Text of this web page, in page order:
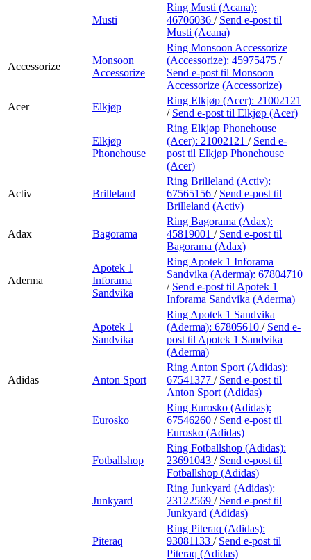
Musti
Ring Musti (Acana):
46706036 / Send e-post til
Musti (Acana)
Accessorize
Monsoon
Accessorize
Ring Monsoon Accessorize
(Accessorize): 45975475 /
Send e-post til Monsoon
Accessorize (Accessorize)
Acer
Elkjøp
Ring Elkjøp (Acer): 21002121
/ Send e-post til Elkjøp (Acer)
Elkjøp
Phonehouse
Ring Elkjøp Phonehouse
(Acer): 21002121 / Send e-
post til Elkjøp Phonehouse
(Acer)
Activ Brilleland
Ring Brilleland (Activ):
67565156 / Send e-post til
Brilleland (Activ)
Adax Bagorama
Ring Bagorama (Adax):
45819001 / Send e-post til
Bagorama (Adax)
Aderma
Apotek 1
Inforama
Sandvika
Ring Apotek 1 Inforama
Sandvika (Aderma): 67804710
/ Send e-post til Apotek 1
Inforama Sandvika (Aderma)
Apotek 1
Sandvika
Ring Apotek 1 Sandvika
(Aderma): 67805610 / Send e-
post til Apotek 1 Sandvika
(Aderma)
Adidas Anton Sport
Ring Anton Sport (Adidas):
67541377 / Send e-post til
Anton Sport (Adidas)
Eurosko
Ring Eurosko (Adidas):
67546260 / Send e-post til
Eurosko (Adidas)
Fotballshop
Ring Fotballshop (Adidas):
23691043 / Send e-post til
Fotballshop (Adidas)
Junkyard
Ring Junkyard (Adidas):
23122569 / Send e-post til
Junkyard (Adidas)
Piteraq
Ring Piteraq (Adidas):
93081133 / Send e-post til
Piteraq (Adidas)